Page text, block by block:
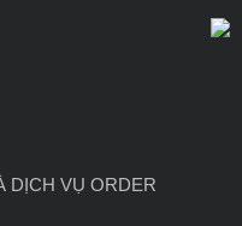
DỊCH VỤ ORDER